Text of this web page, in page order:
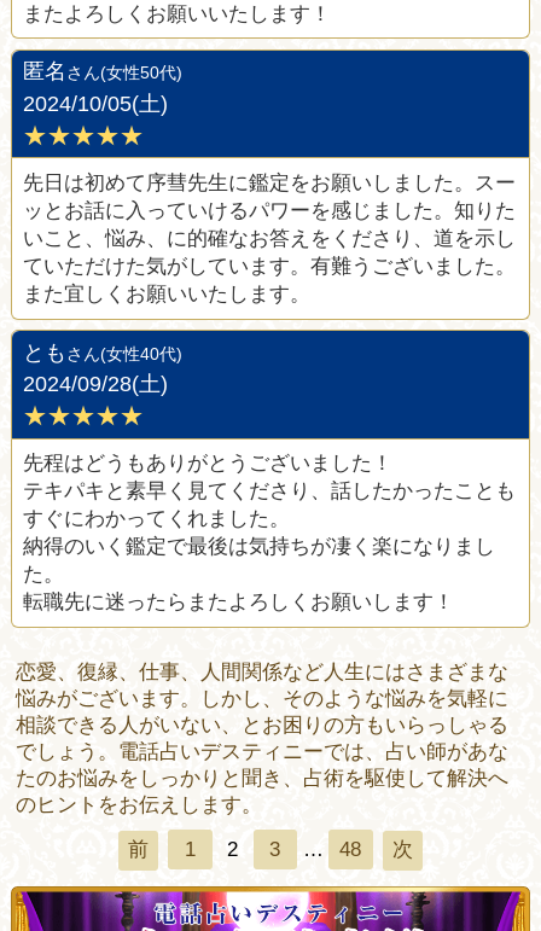
またよろしくお願いいたします！
匿名 さん(女性50代)
2024/10/05(土)
★★★★★
先日は初めて序彗先生に鑑定をお願いしました。スー
ッとお話に入っていけるパワーを感じました。知りた
いこと、悩み、に的確なお答えをくださり、道を示し
ていただけた気がしています。有難うございました。
また宜しくお願いいたします。
ともさん(女性40代)
2024/09/28(土)
★★★★★
先程はどうもありがとうございました！
テキパキと素早く見てくださり、話したかったことも
すぐにわかってくれました。
納得のいく鑑定で最後は気持ちが凄く楽になりまし
た。
転職先に迷ったらまたよろしくお願いします！
恋愛、復縁、仕事、人間関係など人生にはさまざまな
悩みがございます。しかし、そのような悩みを気軽に
相談できる人がいない、とお困りの方もいらっしゃる
でしょう。電話占いデスティニーでは、占い師があな
たのお悩みをしっかりと聞き、占術を駆使して解決へ
のヒントをお伝えします。
前
1 2 3 … 48 次